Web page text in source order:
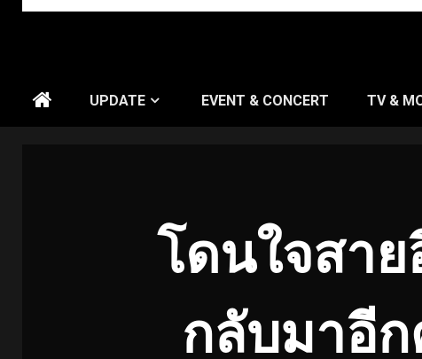
UPDATE EVENT & CONCERT TV &
โดนใจสาย
กลับมาอี